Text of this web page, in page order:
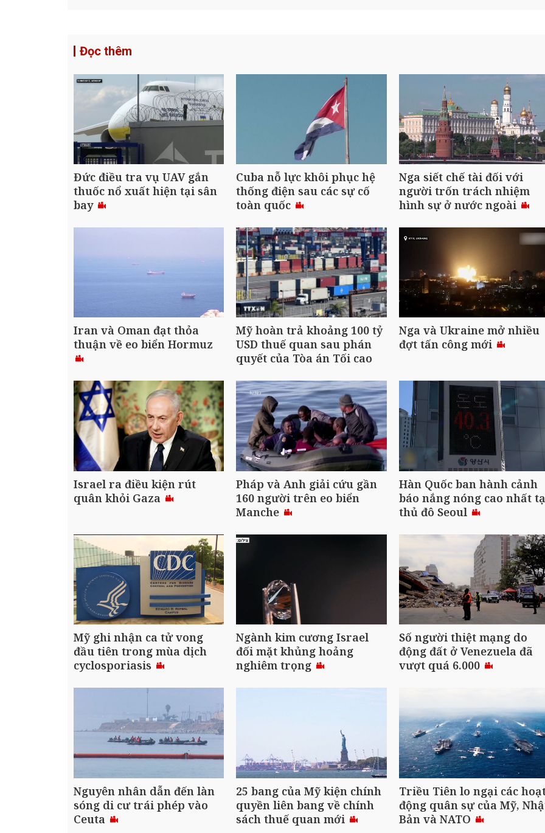
Đọc thêm
Đức điều tra vụ UAV gắn
thuốc nổ xuất hiện tại sân
bay
Cuba nỗ lực khôi phục hệ
thống điện sau các sự cố
toàn quốc
Nga siết chế tài đối với
người trốn trách nhiệm
hình sự ở nước ngoài
Iran và Oman đạt thỏa
thuận về eo biển Hormuz
Mỹ hoàn trả khoảng 100 tỷ
USD thuế quan sau phán
quyết của Tòa án Tối cao
Nga và Ukraine mở nhiều
đợt tấn công mới
Israel ra điều kiện rút
quân khỏi Gaza
Pháp và Anh giải cứu gần
160 người trên eo biển
Manche
Hàn Quốc ban hành cảnh
báo nắng nóng cao nhất
thủ đô Seoul
Mỹ ghi nhận ca tử vong
đầu tiên trong mùa dịch
cyclosporiasis
Ngành kim cương Israel
đối mặt khủng hoảng
nghiêm trọng
Số người thiệt mạng do
động đất ở Venezuela đã
vượt quá 6.000
Nguyên nhân dẫn đến làn
sóng di cư trái phép vào
Ceuta
25 bang của Mỹ kiện chính
quyền liên bang về chính
sách thuế quan mới
Triều Tiên lo ngại các
động quân sự của Mỹ,
Bản và NATO